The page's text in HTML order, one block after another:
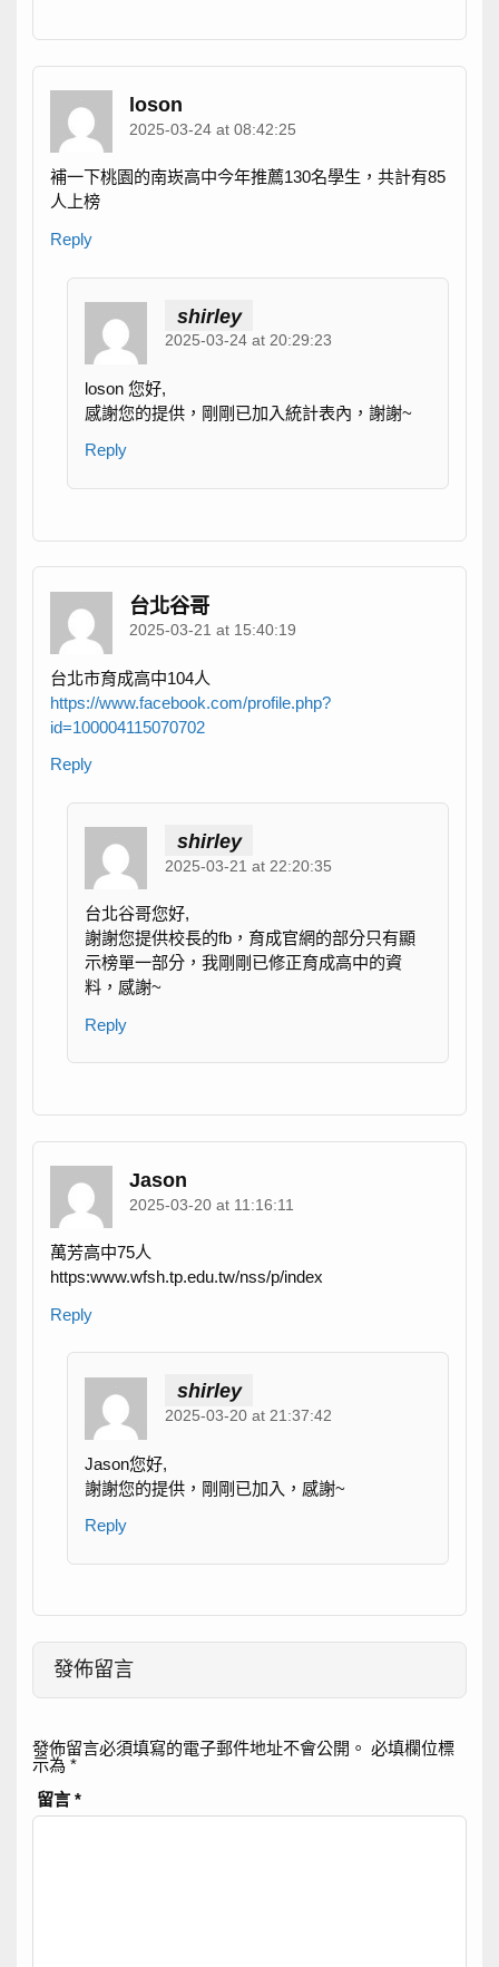
loson
2025-03-24 at 08:42:25
補一下桃園的南崁高中今年推薦130名學生，共計有85
人上榜
Reply
shirley
2025-03-24 at 20:29:23
loson 您好,
感謝您的提供，剛剛已加入統計表內，謝謝~
Reply
台北谷哥
2025-03-21 at 15:40:19
台北市育成高中104人
https://www.facebook.com/profile.php?
id=100004115070702
Reply
shirley
2025-03-21 at 22:20:35
台北谷哥您好,
謝謝您提供校長的fb，育成官網的部分只有顯
示榜單一部分，我剛剛已修正育成高中的資
料，感謝~
Reply
Jason
2025-03-20 at 11:16:11
萬芳高中75人
https:www.wfsh.tp.edu.tw/nss/p/index
Reply
shirley
2025-03-20 at 21:37:42
Jason您好,
謝謝您的提供，剛剛已加入，感謝~
Reply
發佈留言
發佈留言必須填寫的電子郵件地址不會公開。 必填欄位標
示為 *
留言*